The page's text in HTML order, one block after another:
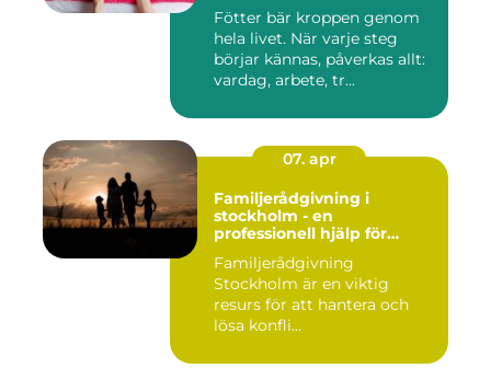
Fötter bär kroppen genom
hela livet. När varje steg
börjar kännas, påverkas allt:
vardag, arbete, tr...
07. apr
Familjerådgivning i
stockholm - en
professionell hjälp för
Familjerådgivning
Stockholm är en viktig
resurs för att hantera och
lösa konfli...